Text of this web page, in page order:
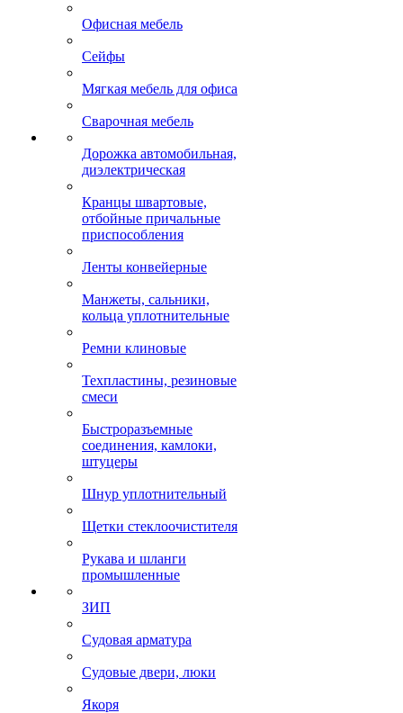
Офисная мебель
Сейфы
Мягкая мебель для офиса
Сварочная мебель
Дорожка автомобильная,
диэлектрическая
Кранцы швартовые,
отбойные причальные
приспособления
Ленты конвейерные
Манжеты, сальники,
кольца уплотнительные
Ремни клиновые
Техпластины, резиновые
смеси
Быстроразъемные
соединения, камлоки,
штуцеры
Шнур уплотнительный
Щетки стеклоочистителя
Рукава и шланги
промышленные
ЗИП
Судовая арматура
Судовые двери, люки
Якоря